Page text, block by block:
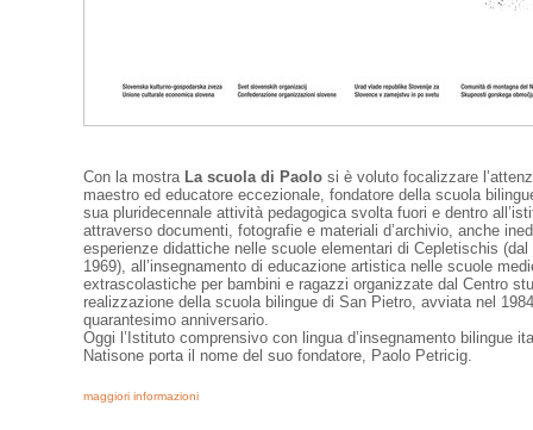
Con la mostra La scuola di Paolo si è voluto focalizzare
maestro ed educatore eccezionale, fondatore della scuola
sua pluridecennale attività pedagogica svolta fuori e dentro
attraverso documenti, fotografie e materiali d’archivio, anche
esperienze didattiche nelle scuole elementari di Cepletischis
1969), all’insegnamento di educazione artistica nelle scuole
extrascolastiche per bambini e ragazzi organizzate dal Centro
realizzazione della scuola bilingue di San Pietro, avviata nel
quarantesimo anniversario.
Oggi l’Istituto comprensivo con lingua d’insegnamento bilingue
Natisone porta il nome del suo fondatore, Paolo Petricig.
maggiori informazioni